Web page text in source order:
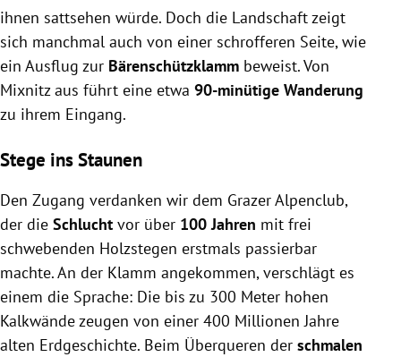
ihnen sattsehen würde. Doch die Landschaft zeigt
sich manchmal auch von einer schrofferen Seite, wie
ein Ausflug zur Bärenschützklamm beweist. Von
Mixnitz aus führt eine etwa 90-minütige Wanderung
zu ihrem Eingang.
Stege ins Staunen
Den Zugang verdanken wir dem Grazer Alpenclub,
der die Schlucht vor über 100 Jahren mit frei
schwebenden Holzstegen erstmals passierbar
machte. An der Klamm angekommen, verschlägt es
einem die Sprache: Die bis zu 300 Meter hohen
Kalkwände zeugen von einer 400 Millionen Jahre
alten Erdgeschichte. Beim Überqueren der schmalen